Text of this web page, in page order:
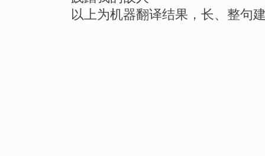
以上为机器翻译结果，长、整句